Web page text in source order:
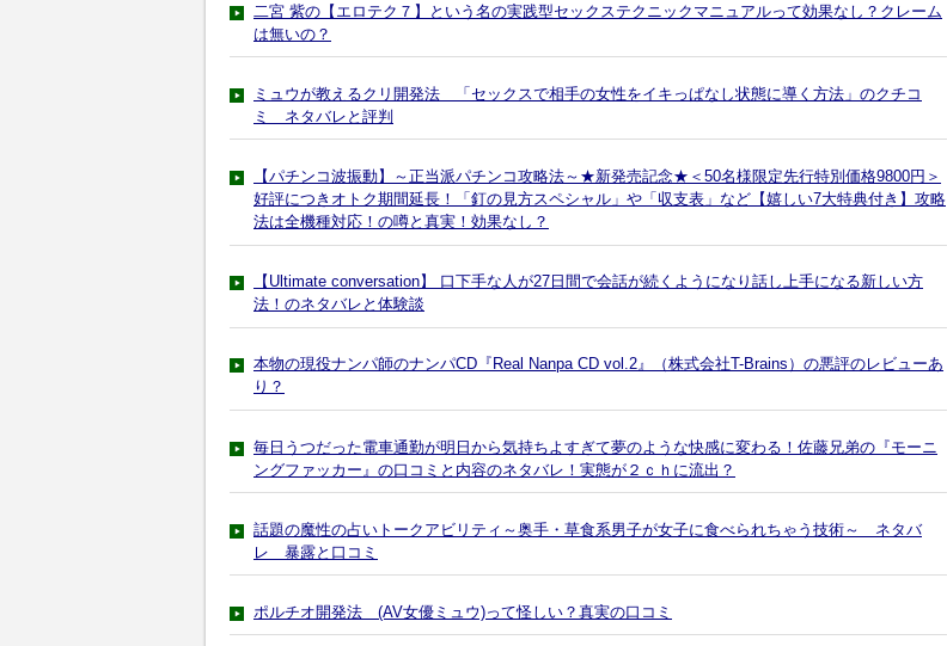
二宮 紫の【エロテク７】という名の実践型セックステクニックマニュアルって効果なし？クレーム
は無いの？
ミュウが教えるクリ開発法 「セックスで相手の女性をイキっぱなし状態に導く方法」のクチコ
ミ ネタバレと評判
【パチンコ波振動】～正当派パチンコ攻略法～★新発売記念★＜50名様限定先行特別価格9800円＞
好評につきオトク期間延長！「釘の見方スペシャル」や「収支表」など【嬉しい7大特典付き】攻略
法は全機種対応！の噂と真実！効果なし？
【Ultimate conversation】 口下手な人が27日間で会話が続くようになり話し上手になる新しい方
法！のネタバレと体験談
本物の現役ナンパ師のナンパCD『Real Nanpa CD vol.2』（株式会社T-Brains）の悪評のレビューあ
り？
毎日うつだった電車通勤が明日から気持ちよすぎて夢のような快感に変わる！佐藤兄弟の『モーニ
ングファッカー』の口コミと内容のネタバレ！実態が２ｃｈに流出？
話題の魔性の占いトークアビリティ～奥手・草食系男子が女子に食べられちゃう技術～ ネタバ
レ 暴露と口コミ
ポルチオ開発法 (AV女優ミュウ)って怪しい？真実の口コミ